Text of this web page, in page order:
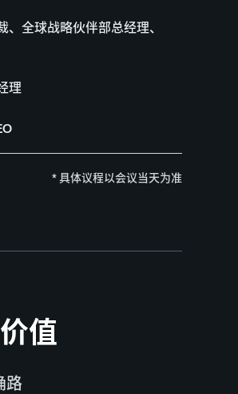
、全球战略伙伴部总经理、
理
* 具体议程以会议当天为准
值
路